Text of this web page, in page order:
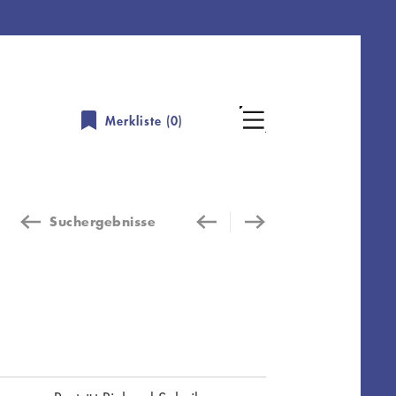
Merkliste (0)
Suchergebnisse